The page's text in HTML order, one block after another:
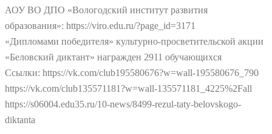
АОУ ВО ДПО «Вологодский институт развития
образования»: https://viro.edu.ru/?page_id=3171
«Дипломами победителя» культурно-просветительской акции
«Беловский диктант» награжден 2911 обучающихся
Ссылки: https://vk.com/club195580676?w=wall-195580676_790
https://vk.com/club135571181?w=wall-135571181_4225%2Fall
https://s06004.edu35.ru/10-news/8499-rezul-taty-belovskogo-
diktanta